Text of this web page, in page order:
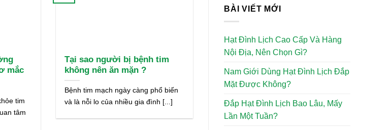
mắc
tim
tâm
Tại sao người bị bệnh tim
không nên ăn mặn ?
Bệnh tim mạch ngày càng phổ biến
và là nỗi lo của nhiều gia đình [...]
BÀI VIẾT MỚI
Hạt Đình Lịch Cao Cấp Và Hàng
Nội Địa, Nên Chọn Gì?
Nam Giới Dùng Hạt Đình Lịch Đắp
Mặt Được Không?
Đắp Hạt Đình Lịch Bao Lâu, Mấy
Lần Một Tuần?